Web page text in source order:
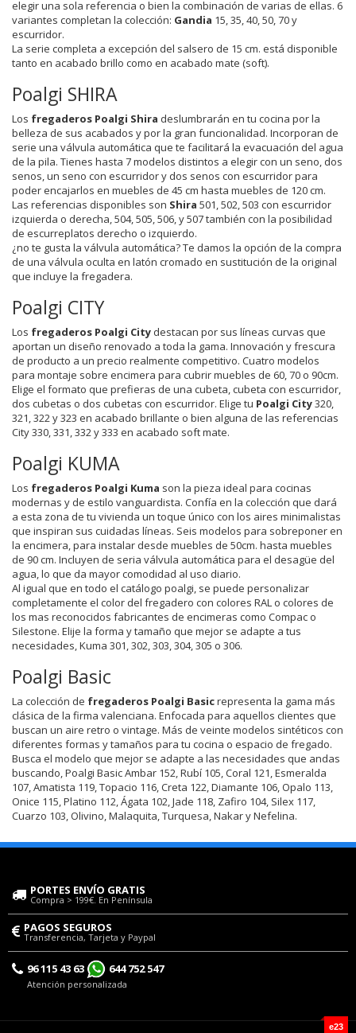
elegir una sola referencia o bien la combinación de varias de ellas. 6
variantes completan la colección: Gandia 15, 35, 40, 50, 70 y
escurridor.
La serie completa a excepción del salsero de 15 cm. está disponible
tanto en acabado brillo como en acabado mate (soft).
Poalgi SHIRA
Los fregaderos Poalgi Shira deslumbrarán en tu cocina por la
belleza de sus acabados y por la gran funcionalidad. Incorporan de
serie una válvula automática que te facilitará la evacuación del agua
de la pila. Tienes hasta 7 modelos distintos a elegir con un seno, dos
senos, un seno con escurridor y dos senos con escurridor para
poder encajarlos en muebles de 45 cm hasta muebles de 120 cm.
Las referencias disponibles son Shira 501, 502, 503 con escurridor
izquierda o derecha, 504, 505, 506, y 507 también con la posibilidad
de escurreplatos derecho o izquierdo.
¿no te gusta la válvula automática? Te damos la opción de la compra
de una válvula oculta en latón cromado en sustitución de la original
que incluye la fregadera.
Poalgi CITY
Los fregaderos Poalgi City destacan por sus líneas curvas que
aportan un diseño renovado a toda la gama. Innovación y frescura
de producto a un precio realmente competitivo. Cuatro modelos
para montaje sobre encimera para cubrir muebles de 60, 70 o 90cm.
Elige el formato que prefieras de una cubeta, cubeta con escurridor,
dos cubetas o dos cubetas con escurridor. Elige tu Poalgi City320,
321, 322 y 323 en acabado brillante o bien alguna de las referencias
City 330, 331, 332 y 333 en acabado soft mate.
Poalgi KUMA
Los fregaderos Poalgi Kuma son la pieza ideal para cocinas
modernas y de estilo vanguardista. Confía en la colección que dará
a esta zona de tu vivienda un toque único con los aires minimalistas
que inspiran sus cuidadas líneas. Seis modelos para sobreponer en
la encimera, para instalar desde muebles de 50cm. hasta muebles
de 90 cm. Incluyen de seria válvula automática para el desagüe del
agua, lo que da mayor comodidad al uso diario.
Al igual que en todo el catálogo poalgi, se puede personalizar
completamente el color del fregadero con colores RAL o colores de
los mas reconocidos fabricantes de encimeras como Compac o
Silestone. Elije la forma y tamaño que mejor se adapte a tus
necesidades, Kuma 301, 302, 303, 304, 305 o 306.
Poalgi Basic
La colección de fregaderos Poalgi Basicrepresenta la gama más
clásica de la firma valenciana. Enfocada para aquellos clientes que
buscan un aire retro o vintage. Más de veinte modelos sintéticos con
diferentes formas y tamaños para tu cocina o espacio de fregado.
Busca el modelo que mejor se adapte a las necesidades que andas
buscando, Poalgi Basic Ambar 152, Rubí 105, Coral 121, Esmeralda
107, Amatista 119, Topacio 116, Creta 122, Diamante 106, Opalo 113,
Onice 115, Platino 112, Ágata 102, Jade 118, Zafiro 104, Silex 117,
Cuarzo 103, Olivino, Malaquita, Turquesa, Nakar y Nefelina.
PORTES ENVÍO GRATIS
Compra > 199€. En Península
PAGOS SEGUROS
Transferencia, Tarjeta y Paypal
96 115 43 63 644 752 547
Atención personalizada
e23